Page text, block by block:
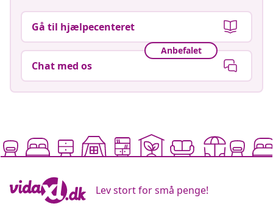
Gå til hjælpecenteret
Anbefalet
Chat med os
Lev stort for små penge!